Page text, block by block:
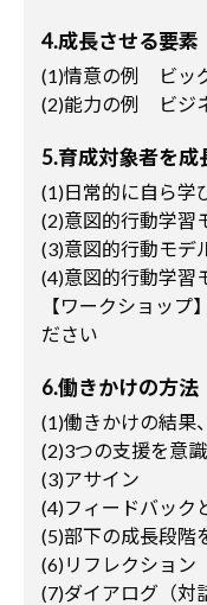
4.成長させる要素
(1)情意の例 ビッ
(2)能力の例 ビジ
5.育成対象者を成
(1)日常的に自ら学
(2)意図的行動学
(3)意図的行動モ
(4)意図的行動学習
【ワークショップ
ださい
6.働きかけの方法
(1)働きかけの結果
(2)3つの支援を意
(3)アサイン
(4)フィードバック
(5)部下の成長段階
(6)リフレクション
(7)ダイアログ（対